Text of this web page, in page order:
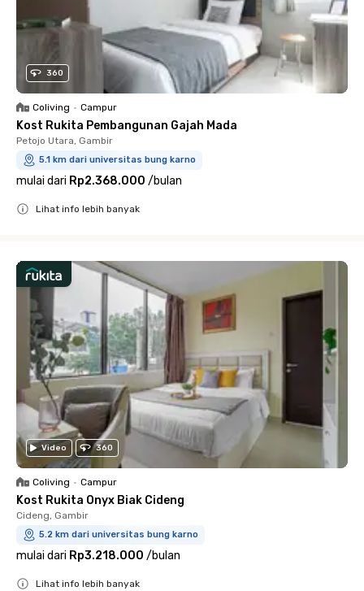
360
Coliving • Campur
Kost Rukita Pembangunan Gajah Mada
Petojo Utara, Gambir
5.1 km dari universitas bung karno
mulai dari Rp2.368.000 /bulan
Lihat info lebih banyak
Video 360
Coliving • Campur
Kost Rukita Onyx Biak Cideng
Cideng, Gambir
5.2 km dari universitas bung karno
mulai dari Rp3.218.000 /bulan
Lihat info lebih banyak